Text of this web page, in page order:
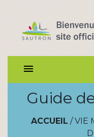
menu
Guide
ACCUEIL / VIE